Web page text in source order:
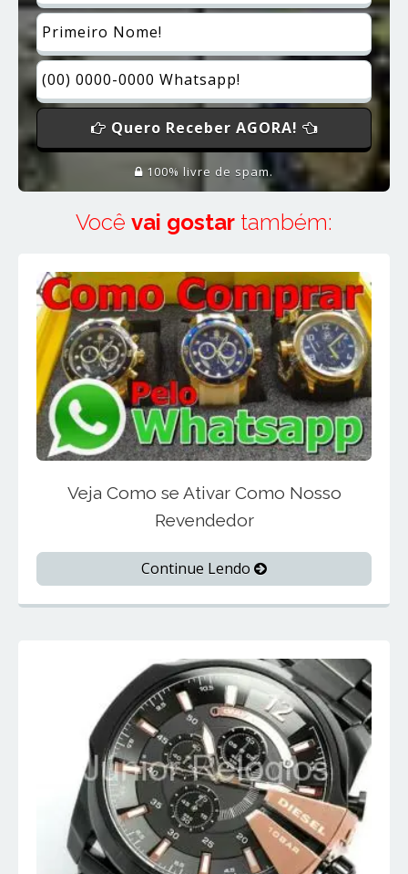
Quero Receber AGORA!
100% livre de spam.
Você vai gostar também:
Veja Como se Ativar Como Nosso
Revendedor
Continue Lendo